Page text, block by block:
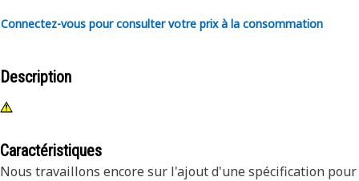
Connectez-vous pour consulter votre prix à la consommation
Description
Caractéristiques
Nous travaillons encore sur l'ajout d'une spécification pour